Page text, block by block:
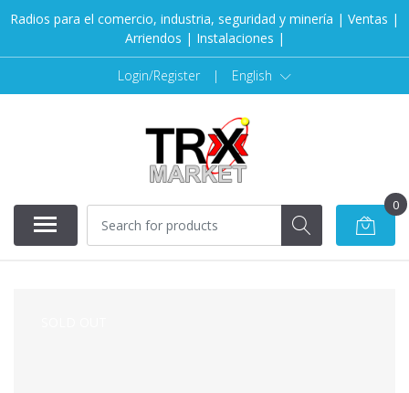
Radios para el comercio, industria, seguridad y minería | Ventas |
Arriendos | Instalaciones |
Login/Register | English
0